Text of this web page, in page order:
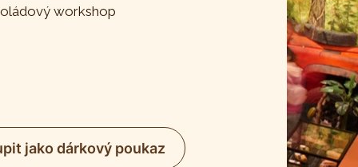
workshop
jako dárkový poukaz